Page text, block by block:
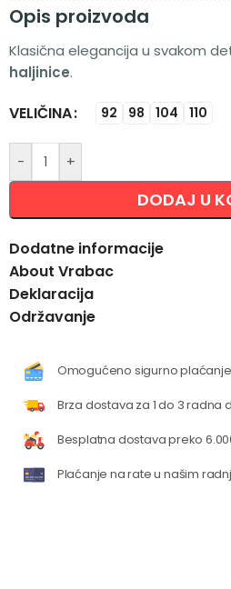
Opis proizvoda
Klasična elegancija u svakom
haljinice.
VELIČINA 92 98 104 110
- +
DODAJ U
Alternative:
Dodatne informacije
About Vrabac
Deklaracija
Održavanje
Omogućeno sigurno
Brza dostava za 1 do 3 radna
Besplatna dostava preko
Plaćanje na rate u našim